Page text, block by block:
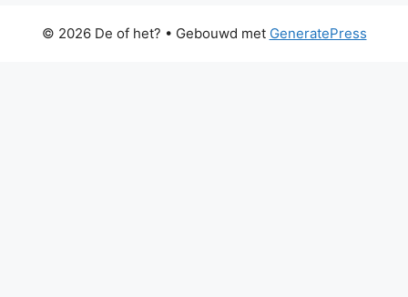
© 2026 De of het? • Gebouwd met GeneratePress